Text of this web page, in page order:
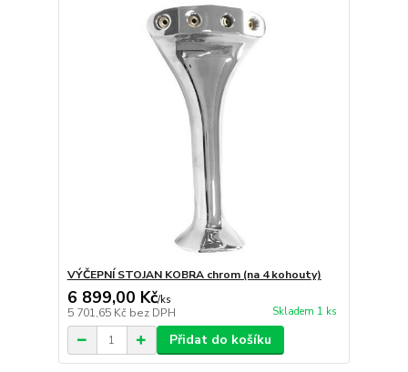
VÝČEPNÍ STOJAN KOBRA chrom (na 4 kohouty)
6 899,00 Kč/ks
5 701,65 Kč bez DPH Skladem 1 ks
Přidat do košíku